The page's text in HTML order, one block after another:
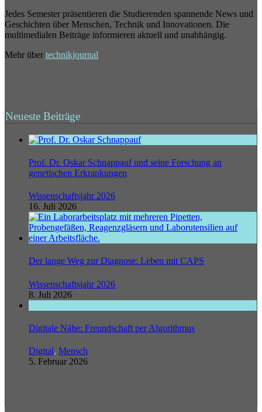
Jedes Semester präsentieren die Studierenden spannende News und
Geschichten über Menschen, Technik und Innovationen. Die
multimedialen Beiträge informieren aktuell und unabhängig.
Mehr über technikjournal
Neueste Beiträge
Prof. Dr. Oskar Schnappauf und seine Forschung an
genetischen Erkrankungen
Wissenschaftsjahr 2026
16. Juli 2026
Der lange Weg zur Diagnose: Leben mit CAPS
Wissenschaftsjahr 2026
8. Juli 2026
Digitale Nähe: Freundschaft per Algorithmus
Digital, Mensch
5. Februar 2026